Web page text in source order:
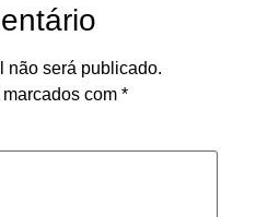
não será publicado.
com *